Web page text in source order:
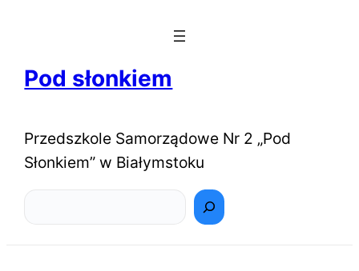
Pod słonkiem
Przedszkole Samorządowe Nr 2 „Pod
Słonkiem” w Białymstoku